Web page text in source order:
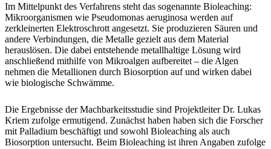
Im Mittelpunkt des Verfahrens steht das sogenannte Bioleaching:
Mikroorganismen wie Pseudomonas aeruginosa werden auf
zerkleinerten Elektroschrott angesetzt. Sie produzieren Säuren und
andere Verbindungen, die Metalle gezielt aus dem Material
herauslösen. Die dabei entstehende metallhaltige Lösung wird
anschließend mithilfe von Mikroalgen aufbereitet – die Algen
nehmen die Metallionen durch Biosorption auf und wirken dabei
wie biologische Schwämme.
Die Ergebnisse der Machbarkeitsstudie sind Projektleiter Dr. Lukas
Kriem zufolge ermutigend. Zunächst haben haben sich die Forscher
mit Palladium beschäftigt und sowohl Bioleaching als auch
Biosorption untersucht. Beim Bioleaching ist ihren Angaben zufolge